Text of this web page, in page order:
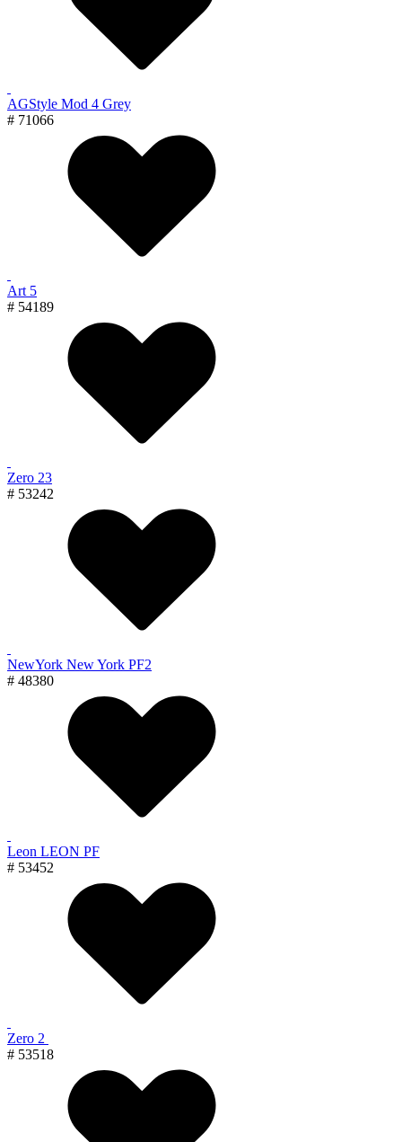
AGStyle Mod 4 Grey
# 71066
Art 5
# 54189
Zero 23
# 53242
NewYork New York PF2
# 48380
Leon LEON PF
# 53452
Zero 2
# 53518